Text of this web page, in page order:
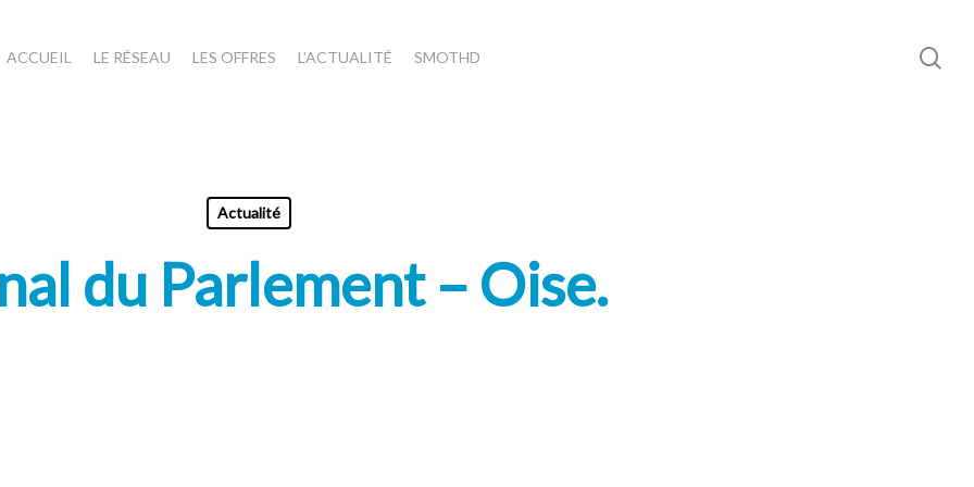
ACCUEIL LE RÉSEAU LES OFFRES L’ACTUALITÉ SMOTHD
Actualité
du Parlement – Oise.